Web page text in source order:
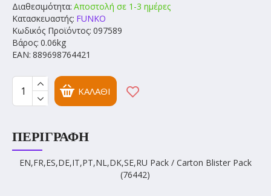
Διαθεσιμότητα: Αποστολή σε 1-3 ημέρες
Κατασκευαστής: FUNKO
Κωδικός Προϊόντος: 097589
Βάρος: 0.06kg
EAN: 889698764421
ΚΑΛΆΘΙ
ΠΕΡΙΓΡΑΦΉ
EN,FR,ES,DE,IT,PT,NL,DK,SE,RU Pack / Carton Blister Pack
(76442)